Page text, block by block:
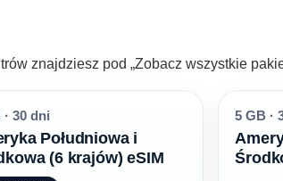
znajdziesz pod „Zobacz wszystkie
· 30 dni
Południowa i
(6 krajów) eSIM
5 GB ·